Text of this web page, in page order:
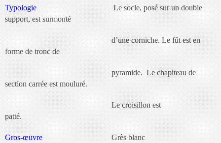
TypologieLe socle, posé sur un double
support, est surmonté
d’une corniche. Le fût est en
forme de tronc de
pyramide. Le chapiteau de
section carrée est mouluré.
Le croisillon est
patté.
Gros-œuvreGrès blanc